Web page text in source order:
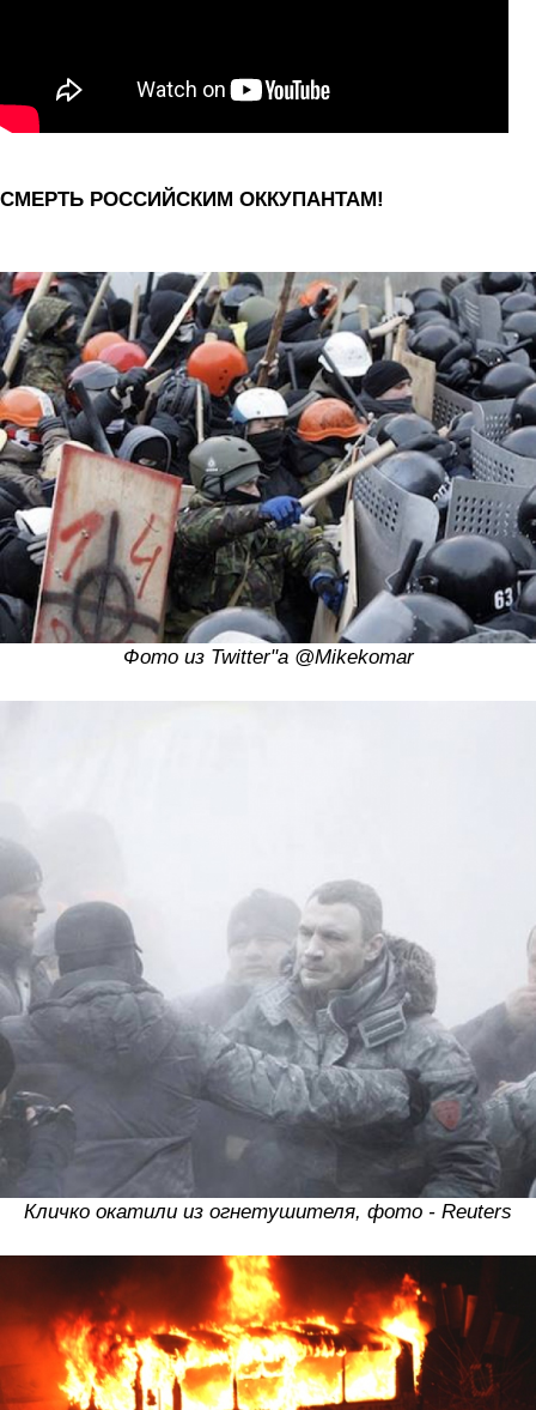
СМЕРТЬ РОССИЙСКИМ ОККУПАНТАМ!
Фото из Twitter"a @Mikekomar
Кличко окатили из огнетушителя, фото - Reuters